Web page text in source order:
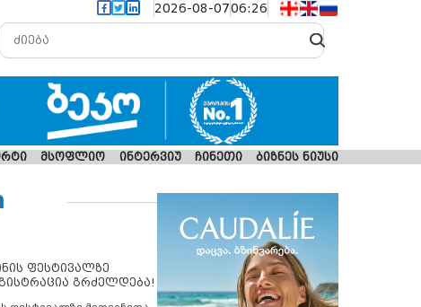
2026-08-0706:26
მსოფლიო ინტერვიუ ჩინეთი ბიზნეს ნიუსი
ფესტივალზე
გრძელდება!